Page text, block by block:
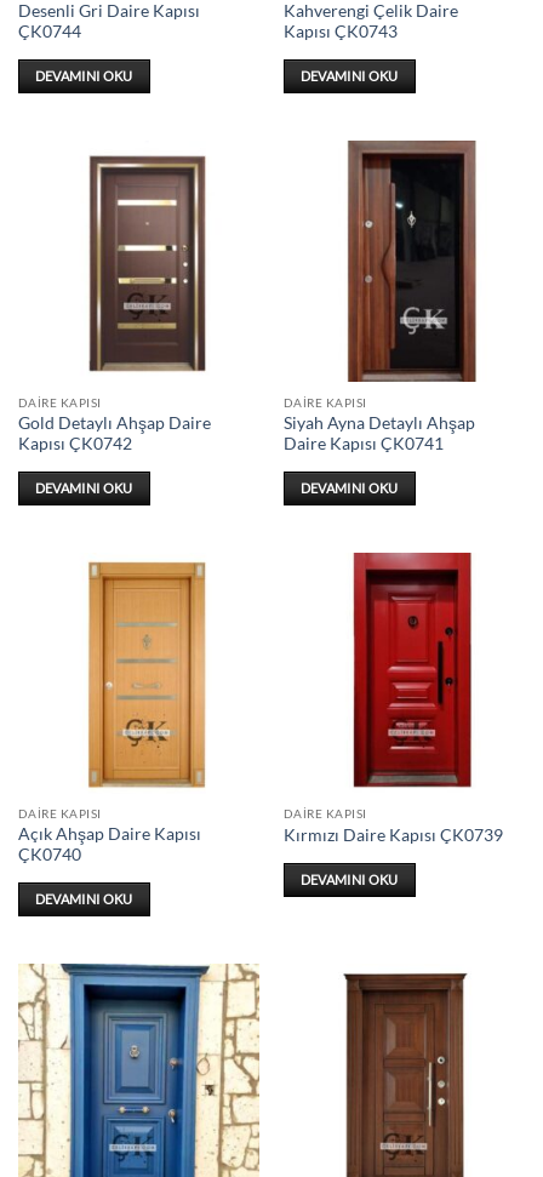
Desenli Gri Daire Kapısı
ÇK0744
DEVAMINI OKU
Kahverengi Çelik Daire
Kapısı ÇK0743
DEVAMINI OKU
DAIRE KAPISI
Gold Detaylı Ahşap Daire
Kapısı ÇK0742
DEVAMINI OKU
DAIRE KAPISI
Siyah Ayna Detaylı Ahşap
Daire Kapısı ÇK0741
DEVAMINI OKU
DAIRE KAPISI
Açık Ahşap Daire Kapısı
ÇK0740
DEVAMINI OKU
DAIRE KAPISI
Kırmızı Daire Kapısı ÇK0739
DEVAMINI OKU